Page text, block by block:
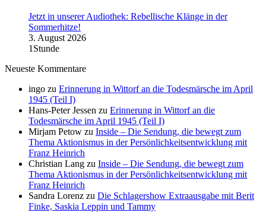
Jetzt in unserer Audiothek: Rebellische Klänge in der
Sommerhitze!
3. August 2026
1Stunde
Neueste Kommentare
ingo zu Erinnerung in Wittorf an die Todesmärsche im April
1945 (Teil I)
Hans-Peter Jessen zu Erinnerung in Wittorf an die
Todesmärsche im April 1945 (Teil I)
Mirjam Petow zu Inside – Die Sendung, die bewegt zum
Thema Aktionismus in der Persönlichkeitsentwicklung mit
Franz Heinrich
Christian Lang zu Inside – Die Sendung, die bewegt zum
Thema Aktionismus in der Persönlichkeitsentwicklung mit
Franz Heinrich
Sandra Lorenz zu Die Schlagershow Extraausgabe mit Berit
Finke, Saskia Leppin und Tammy